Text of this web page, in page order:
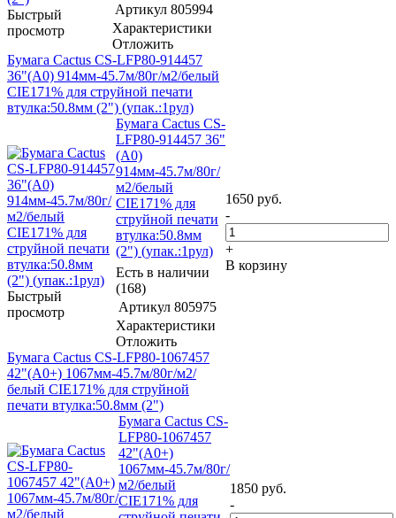
Быстрый
просмотр
Артикул 805994
Характеристики
Отложить
Бумага Cactus CS-LFP80-914457
36"(A0) 914мм-45.7м/80г/м2/белый
CIE171% для струйной печати
втулка:50.8мм (2") (упак.:1рул)
Быстрый
просмотр
Бумага Cactus CS-
LFP80-914457 36"
(A0)
914мм-45.7м/80г/
м2/белый
CIE171% для
струйной печати
втулка:50.8мм
(2") (упак.:1рул)
Есть в наличии
(168)
Артикул 805975
Характеристики
Отложить
1650 руб.
-
+
В корзину
Бумага Cactus CS-LFP80-1067457
42"(A0+) 1067мм-45.7м/80г/м2/
белый CIE171% для струйной
печати втулка:50.8мм (2")
Бумага Cactus CS-
LFP80-1067457
42"(A0+)
1067мм-45.7м/80г/
м2/белый
CIE171% для
1850 руб.
-